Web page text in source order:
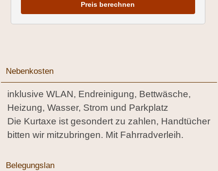
Preis berechnen
Nebenkosten
inklusive WLAN, Endreinigung, Bettwäsche,
Heizung, Wasser, Strom und Parkplatz
Die Kurtaxe ist gesondert zu zahlen, Handtücher
bitten wir mitzubringen. Mit Fahrradverleih.
Belegungslan